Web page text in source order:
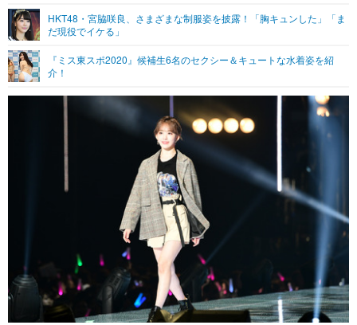
グラビア
ショッピング その他
その他
プッシュ通知の停止方法
HKT48・宮脇咲良、さまざまな制服姿を披露！「胸キュンした」「ま
だ現役でイケる」
『ミス東スポ2020』候補生6名のセクシー＆キュートな水着姿を紹
介！